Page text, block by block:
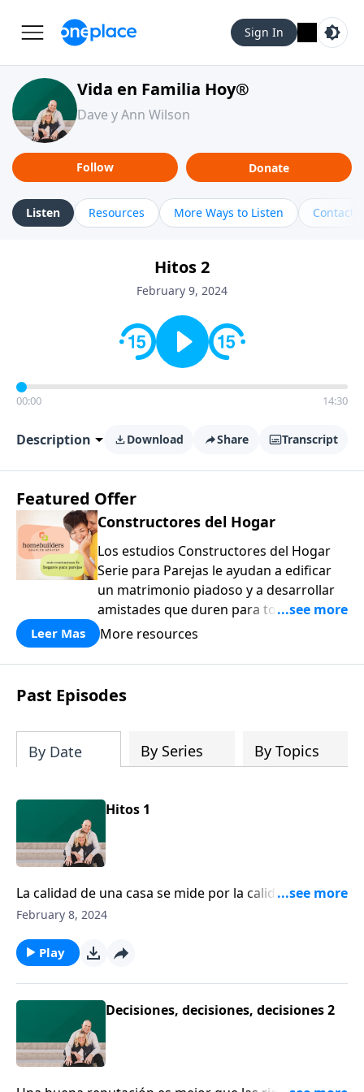
Sign In
Vida en Familia Hoy®
Dave y Ann Wilson
Follow Donate
Listen Resources More Ways to Listen Contact
Hitos 2
February 9, 2024
00:00 14:30
Description Download Share Transcript
Featured Offer
Constructores del Hogar
Los estudios Constructores del Hogar
Serie para Parejas le ayudan a edificar
un matrimonio piadoso y a desarrollar
amistades que duren para toda la vida.
¡Únase a uno de los estudios de grupos
a casa los principios de la Palabra de
Dios para compartirlos con su familia,
su iglesia y su comunidad!
Leer Mas More resources
Past Episodes
By Date By Series By Topics
Hitos 1
La calidad de una casa se mide por la calidad de los
cimientos en los que está construida. Lo mismo pasa
importancia de establecer hitos visuales en su vida,
como un recordatorio de la fidelidad de Dios.
February 8, 2024
Play
Decisiones, decisiones, decisiones 2